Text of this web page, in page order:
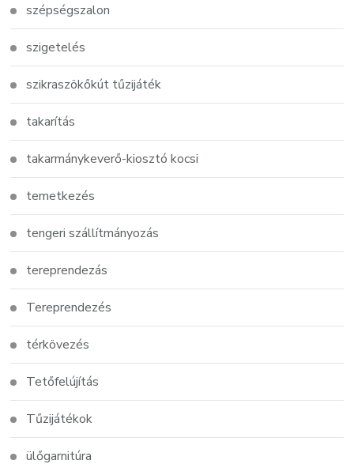
szépségszalon
szigetelés
szikraszökőkút tűzijáték
takarítás
takarmánykeverő-kiosztó kocsi
temetkezés
tengeri szállítmányozás
tereprendezás
Tereprendezés
térkövezés
Tetőfelújítás
Tűzijátékok
ülőgarnitúra